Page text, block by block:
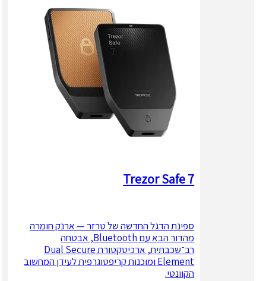
Trezor Safe 7
ספינת הדגל החדשה של טרזר — ארנק חומרה
מהדור הבא עם Bluetooth, אבטחה
רב־שכבתית, ארכיטקטורת Dual Secure
Element ומוכנות קריפטוגרפית לעידן המחשוב
הקוונטי.